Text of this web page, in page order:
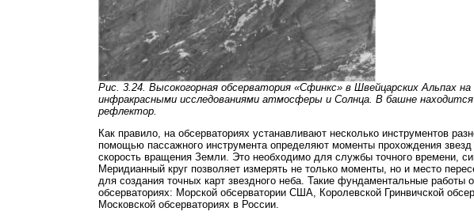
Рис. 3.24. Высокогорная обсерватория «Сфинкс» в Швейцарских Альпах
инфракрасными исследованиями атмосферы и Солнца. В башне
рефлектор.
Как правило, на обсерваториях устанавливают несколько инструментов
помощью пассажного инструмента определяют моменты прохождения
скорость вращения Земли. Это необходимо для службы точного времени,
Меридианный круг позволяет измерять не только моменты, но и место
для создания точных карт звездного неба. Такие фундаментальные работы
обсерваториях: Морской обсерватории США, Королевской Гринвичской
Московской обсерваториях в России.